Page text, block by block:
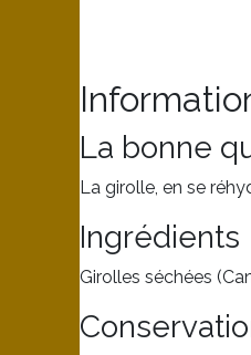
La bonne
La girolle, en se
Ingrédients
Girolles séchées